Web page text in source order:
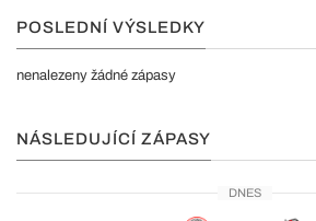
POSLEDNÍ VÝSLEDKY
nenalezeny žádné zápasy
NÁSLEDUJÍCÍ ZÁPASY
DNES